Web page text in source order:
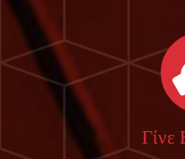
Γίνε